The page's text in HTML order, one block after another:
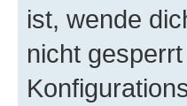
ist, wende
nicht